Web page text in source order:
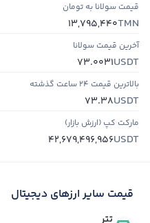
قیمت سولانا به تومان
TMN
13,795,440
آخرین قیمت سولانا
USDT
73.0031
بالاترین قیمت ۲۴ ساعت گذشته
USDT
73.38
مارکت کپ (ارزش بازار)
USDT
42,679,496,956
قیمت سایر ارزهای دیجیتال
تتر